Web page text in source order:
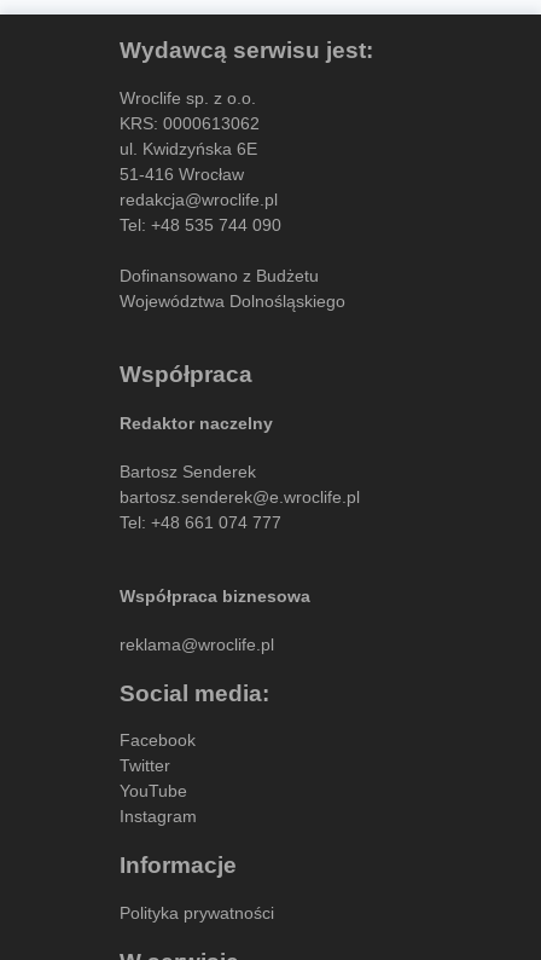
Wydawcą serwisu jest:
Wroclife sp. z o.o.
KRS: 0000613062
ul. Kwidzyńska 6E
51-416 Wrocław
redakcja@wroclife.pl
Tel: +48 535 744 090
Dofinansowano z Budżetu
Województwa Dolnośląskiego
Współpraca
Redaktor naczelny
Bartosz Senderek
bartosz.senderek@e.wroclife.pl
Tel: +48 661 074 777
Współpraca biznesowa
reklama@wroclife.pl
Social media:
Facebook
Twitter
YouTube
Instagram
Informacje
Polityka prywatności